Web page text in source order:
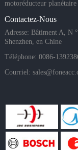
motoréducteur planétaire
Contactez-Nous
Adresse: Bâtiment A, N
Shenzhen, en Chine
Téléphone: 0086-
Courriel: